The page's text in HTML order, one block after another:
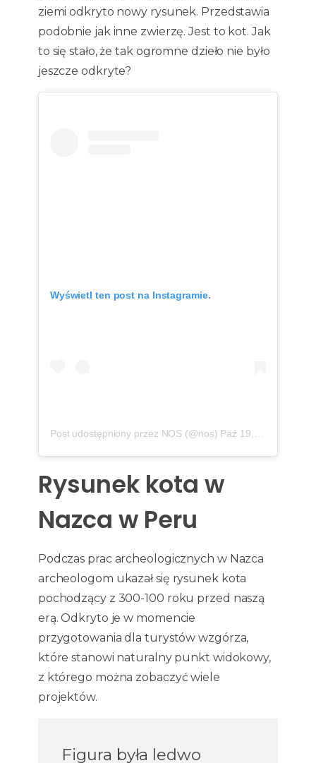
ziemi odkryto nowy rysunek. Przedstawia
podobnie jak inne zwierzę. Jest to kot. Jak
to się stało, że tak ogromne dzieło nie było
jeszcze odkryte?
Wyświetl ten post na Instagramie.
Post udostępniony przez NOS (@nos) Paź 19, 2020 o 9:46 PDT
Rysunek kota w
Nazca w Peru
Podczas prac archeologicznych w Nazca
archeologom ukazał się rysunek kota
pochodzący z 300-100 roku przed naszą
erą. Odkryto je w momencie
przygotowania dla turystów wzgórza,
które stanowi naturalny punkt widokowy,
z którego można zobaczyć wiele
projektów.
Figura była ledwo